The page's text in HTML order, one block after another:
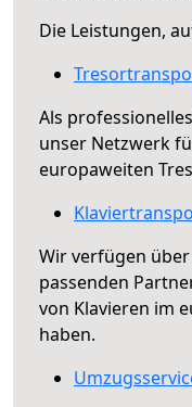
Die Leistungen,
Als
unser Netzwerk
europaweiten
Wir verfügen
passenden
von Klavieren im
haben.